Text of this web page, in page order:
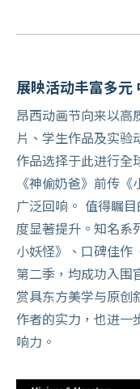
展映活动丰富多元
昂西动画节向来以高
片、学生作品及实验
作品选择于此进行全
《神偷奶爸》前传
广泛回响。 值得瞩
度显著提升。知名系
小妖怪》、口碑佳作
第二季，均成功入围
赏具东方美学与原创
作者的实力，也进一
响力。